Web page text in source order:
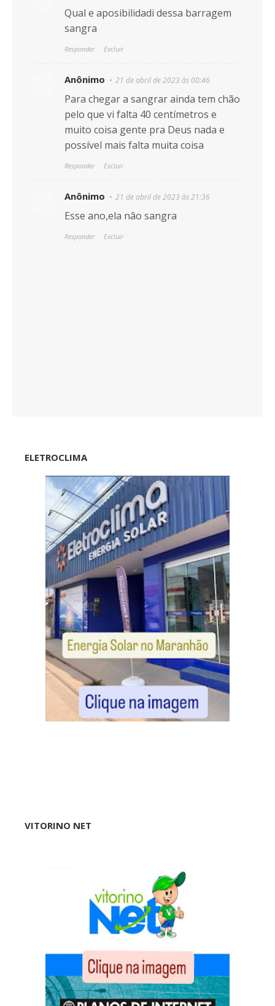
Qual e aposibilidadi dessa barragem
sangra
Responder Excluir
Anônimo 21 de abril de 2023 às 00:46
Para chegar a sangrar ainda tem chão
pelo que vi falta 40 centímetros e
muito coisa gente pra Deus nada e
possível mais falta muita coisa
Responder Excluir
Anônimo 21 de abril de 2023 às 21:36
Esse ano,ela nâo sangra
Responder Excluir
ELETROCLIMA
VITORINO NET